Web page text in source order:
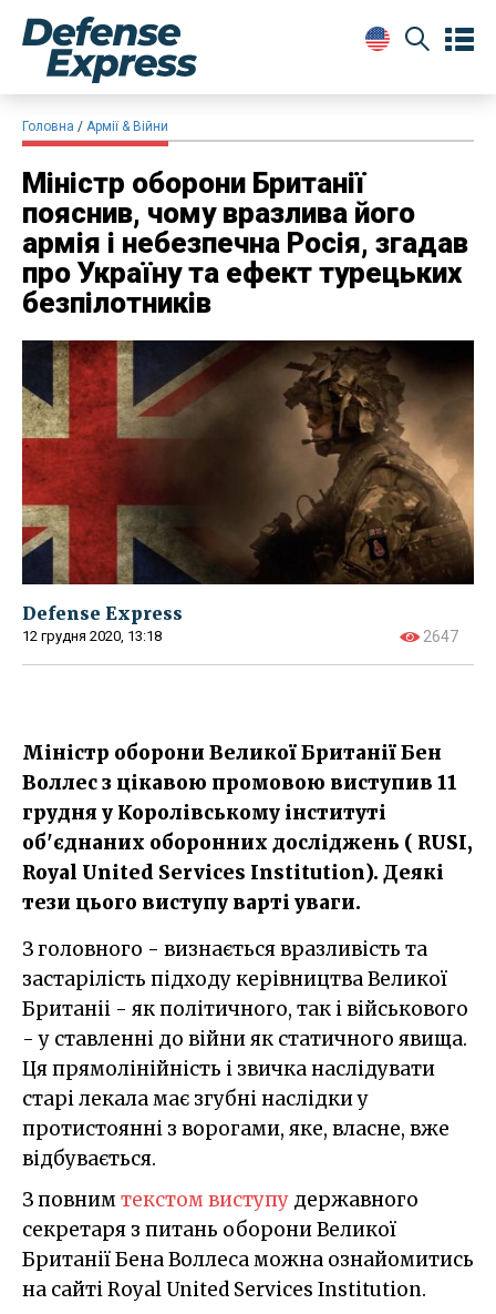
Головна Армії & Війни
Міністр оборони Британії
пояснив, чому вразлива його
армія і небезпечна Росія, згадав
про Україну та ефект турецьких
безпілотників
Defense Express
12 грудня 2020, 13:18 2647
Міністр оборони Великої Британії Бен
Воллес з цікавою промовою виступив 11
грудня у Королівському інституті
об'єднаних оборонних досліджень ( RUSI,
Royal United Services Institution). Деякі
тези цього виступу варті уваги.
З головного - визнається вразливість та
застарілість підходу керівництва Великої
Британіі - як політичного, так і військового
- у ставленні до війни як статичного явища.
Ця прямолінійність і звичка наслідувати
старі лекала має згубні наслідки у
протистоянні з ворогами, яке, власне, вже
відбувається.
З повнимтекстом виступу державного
секретаря з питань оборони Великої
Британії Бена Воллеса можна ознайомитись
на сайті Royal United Services Institution.